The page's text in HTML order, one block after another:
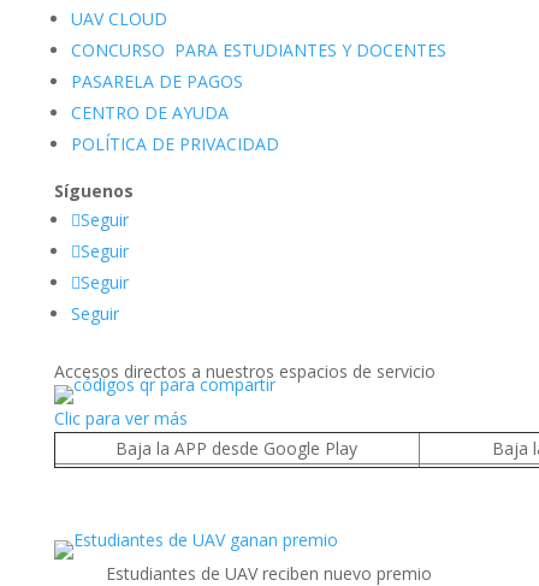
UAV CLOUD
CONCURSO PARA ESTUDIANTES Y DOCENTES
PASARELA DE PAGOS
CENTRO DE AYUDA
POLÍTICA DE PRIVACIDAD
Síguenos
Seguir
Seguir
Seguir
Seguir
Accesos directos a nuestros espacios de servicio
Clic para ver más
Baja la APP desde Google Play
Baja
Estudiantes de UAV reciben nuevo premio